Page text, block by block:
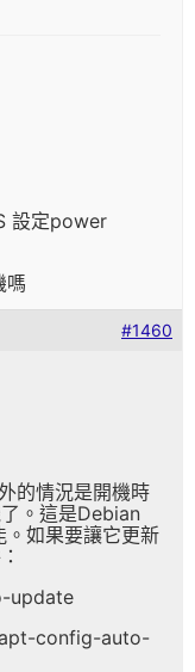
設定power
嗎
#1460
的情況是開機時
。這是Debian
如果要讓它更新
update
apt-config-auto-